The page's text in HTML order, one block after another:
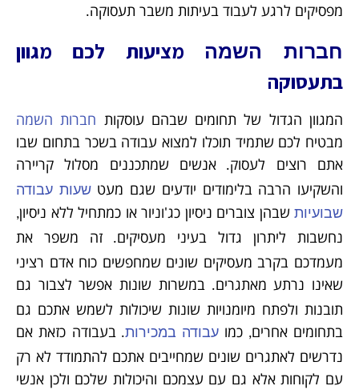
מפסיקים לרגע לעבוד בעיתות משבר תעסוקה.
חברות השמה
מציעות לכם מגוון
בתעסוקה
המגוון הגדול של תחומים שבהם עוסקות חברות השמה
מבטיח לכם שתמיד תוכלו למצוא עבודה בשכר בתחום שבו
אתם רוצים לעסוק. אנשים שמתכננים מסלול קריירה
והשקיעו הרבה בלימודים יודעים שגם מעטשעות עבודה
שבועיות שבהן צוברים ניסיון כג'וניור או כמתחיל ללא ניסיון,
נחשבות ליתרון גדול בעיני מעסיקים. זה משפר את
מעמדכם בקרב מעסיקים שונים שמחפשים כוח אדם רציני
שאינו נרתע מאתגרים.במשרות שונות אפשר לצבור גם
תובנות ולפתח מיומנויות שונות שיכולות לשמש אתכם גם
בתחומים אחרים, כמו עבודה במכירות.בעבודה כזאת אם
נדרשים לאתגרים שונים שמחייבים אתכם להתמודד לא רק
עם לקוחות אלא גם עם עצמכם והיכולות שלכם ולכן אנשי